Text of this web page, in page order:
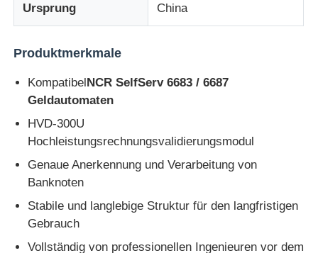
NCR-Geldautomatenteile
Hyosung ATM-Teile
Fujitsu Geldautomaten-Teile
GRG ATM-Teile
Ursprung China
Produktmerkmale
KompatibelNCR SelfServ 6683 / 6687
Geldautomaten
HVD-300U
Hochleistungsrechnungsvalidierungsmodul
Genaue Anerkennung und Verarbeitung von
Banknoten
Stabile und langlebige Struktur für den langfristigen
Gebrauch
Vollständig von professionellen Ingenieuren vor dem